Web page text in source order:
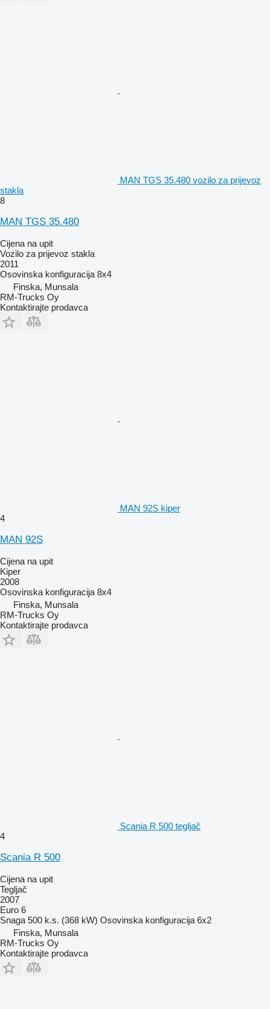
MAN TGS 35.480 vozilo za prijevoz
stakla
8
MAN TGS 35.480
Cijena na upit
Vozilo za prijevoz stakla
2011
Osovinska konfiguracija 8x4
Finska, Munsala
RM-Trucks Oy
Kontaktirajte prodavca
MAN 92S kiper
4
MAN 92S
Cijena na upit
Kiper
2008
Osovinska konfiguracija 8x4
Finska, Munsala
RM-Trucks Oy
Kontaktirajte prodavca
Scania R 500 tegljač
4
Scania R 500
Cijena na upit
Tegljač
2007
Euro 6
Snaga 500 k.s. (368 kW) Osovinska konfiguracija 6x2
Finska, Munsala
RM-Trucks Oy
Kontaktirajte prodavca